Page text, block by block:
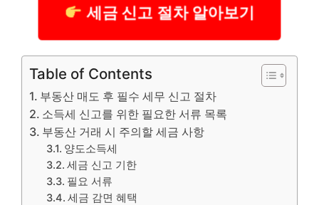
세금 신고 절차 알아보기
Table of Contents
부동산 매도 후 필수 세무 신고 절차
소득세 신고를 위한 필요한 서류 목록
부동산 거래 시 주의할 세금 사항
양도소득세
세금 신고 기한
필요 서류
세금 감면 혜택